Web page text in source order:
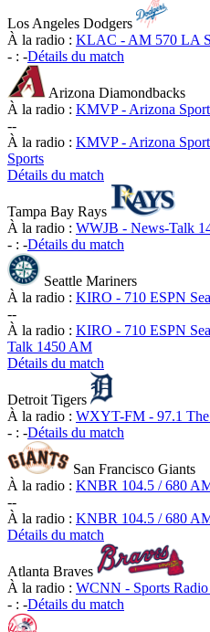
Los Angeles Dodgers
À la radio : KLAC - AM 570 LA
- : -Détails du match
Arizona Diamondbacks
À la radio : KMVP - Arizona
--
À la radio : KMVP - Arizona
Sports
Détails du match
Tampa Bay Rays
À la radio : WWJB - News-Talk
- : -Détails du match
Seattle Mariners
À la radio : KIRO - 710 ESPN
--
À la radio : KIRO - 710 ESPN
Talk 1450 AM
Détails du match
Detroit Tigers
À la radio : WXYT-FM - 97.1
- : -Détails du match
San Francisco Giants
À la radio : KNBR 104.5 / 680
--
À la radio : KNBR 104.5 / 680
Détails du match
Atlanta Braves
À la radio : WCNN - Sports Radio
- : -Détails du match